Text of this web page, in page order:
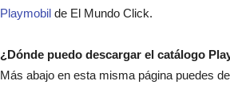
Playmobil de El Mundo Click.
¿Dónde puedo descargar el catálogo
Más abajo en esta misma página puedes